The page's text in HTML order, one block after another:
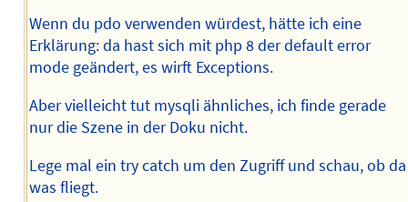
Wenn du pdo verwenden würdest, hätte ich eine
Erklärung: da hast sich mit php 8 der default error
mode geändert, es wirft Exceptions.
Aber vielleicht tut mysqli ähnliches, ich finde gerade
nur die Szene in der Doku nicht.
Lege mal ein try catch um den Zugriff und schau, ob da
was fliegt.